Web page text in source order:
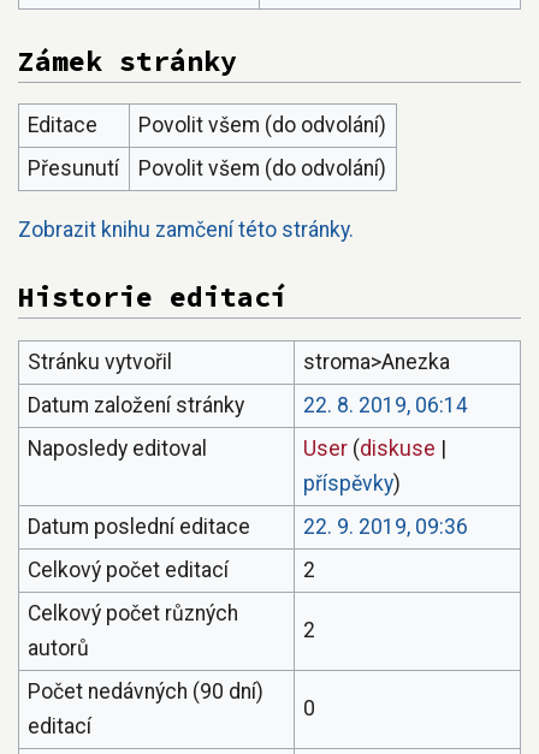
Zámek stránky
Editace
Povolit všem (do odvolání)
Přesunutí
Povolit všem (do odvolání)
Zobrazit knihu zamčení této stránky.
Historie editací
Stránku vytvořil
stroma>Anezka
Datum založení stránky
22. 8. 2019, 06:14
Naposledy editoval
User (diskuse |
příspěvky)
Datum poslední editace
22. 9. 2019, 09:36
Celkový počet editací
2
Celkový počet různých
autorů
2
Počet nedávných (90 dní)
editací
0